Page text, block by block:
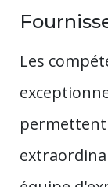
Les